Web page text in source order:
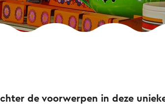
de voorwerpen in deze